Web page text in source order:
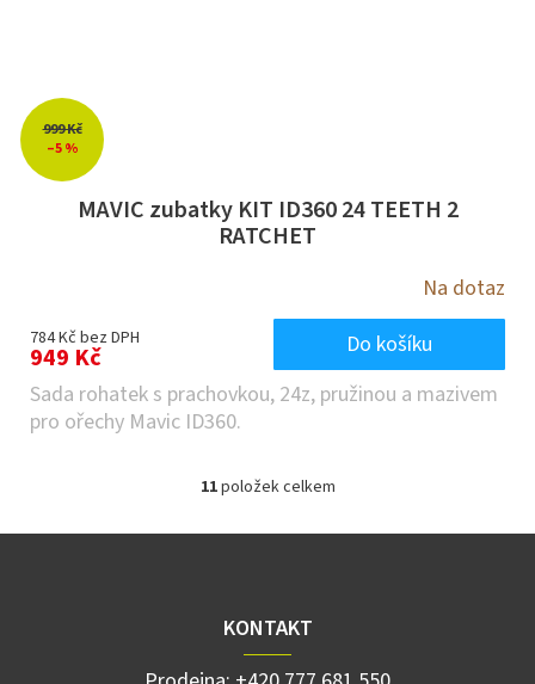
999 Kč
–5 %
MAVIC zubatky KIT ID360 24 TEETH 2
RATCHET
Na dotaz
784 Kč bez DPH
949 Kč
Do košíku
Sada rohatek s prachovkou, 24z, pružinou a mazivem
pro ořechy Mavic ID360.
O
l
c
í
11položek celkem
Z
KONTAKT